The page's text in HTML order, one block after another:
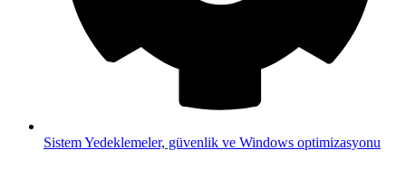
SistemYedeklemeler, güvenlik ve Windows optimizasyonu